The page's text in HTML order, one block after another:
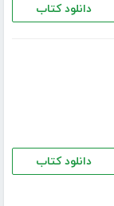
دانلود کتاب
دانلود کتاب